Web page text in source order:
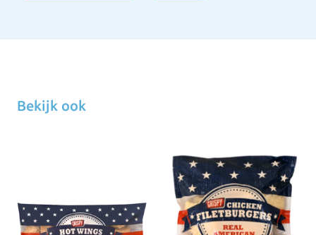
Bekijk ook